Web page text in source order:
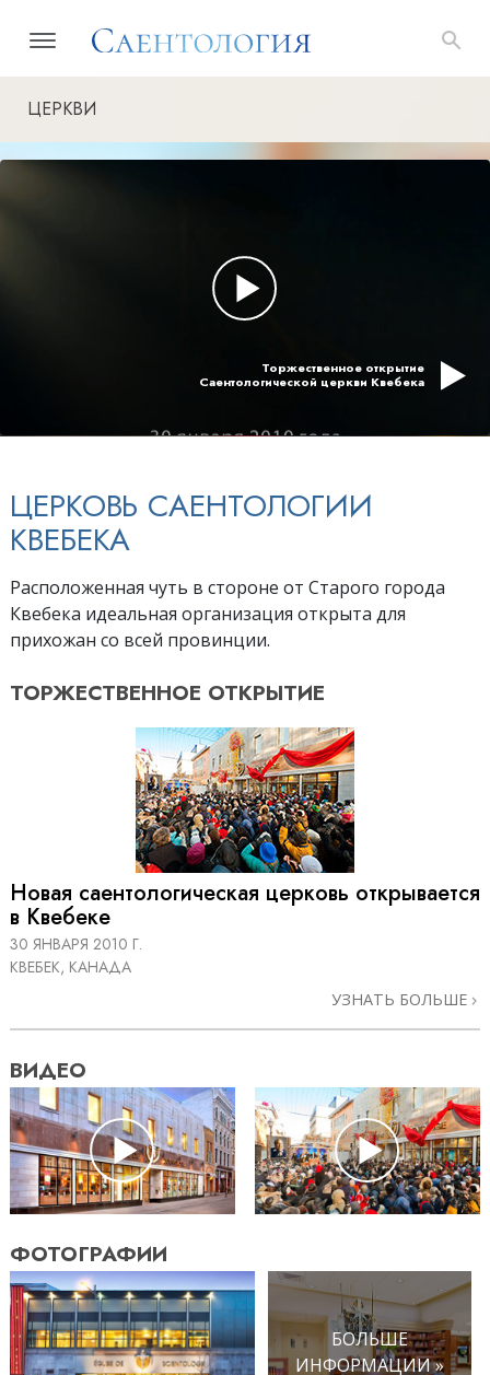
ЦЕРКВИ
Торжественное открытие
Саентологической церкви Квебека
ЦЕРКОВЬ САЕНТОЛОГИИ
КВЕБЕКА
Расположенная чуть в стороне от Старого города
Квебека идеальная организация открыта для
прихожан со всей провинции.
ТОРЖЕСТВЕННОЕ ОТКРЫТИЕ
Новая саентологическая церковь открывается
в Квебеке
30 ЯНВАРЯ 2010 Г.
КВЕБЕК, КАНАДА
УЗНАТЬ БОЛЬШЕ
ВИДЕО
ФОТОГРАФИИ
БОЛЬШЕ
ИНФОРМАЦИИ »